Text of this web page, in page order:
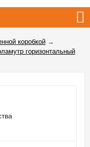
коробкой →
горизонтальный